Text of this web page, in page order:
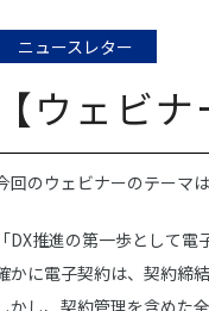
ニュースレター
【ウェビ
回のウェビナーのテーマ
「DX推進の第一歩として
かに電子契約は、契約締
かし、契約管理を含めた